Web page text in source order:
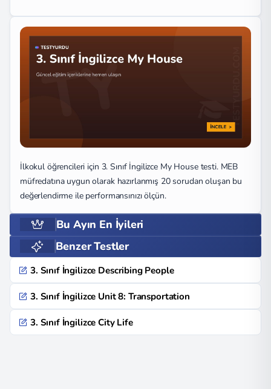
İlkokul öğrencileri için 3. Sınıf İngilizce My House testi. MEB
müfredatına uygun olarak hazırlanmış 20 sorudan oluşan bu
değerlendirme ile performansınızı ölçün.
Bu Ayın En İyileri
Benzer Testler
3. Sınıf İngilizce Describing People
3. Sınıf İngilizce Unit 8: Transportation
3. Sınıf İngilizce City Life